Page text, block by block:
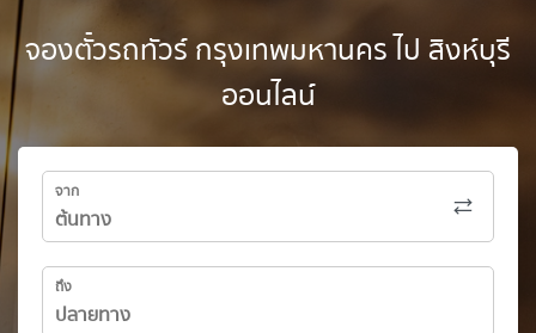
จองตั๋วรถทัวร์ กรุงเทพมหานคร ไป สิงห์บุรี
ออนไลน์
จาก
ถึง